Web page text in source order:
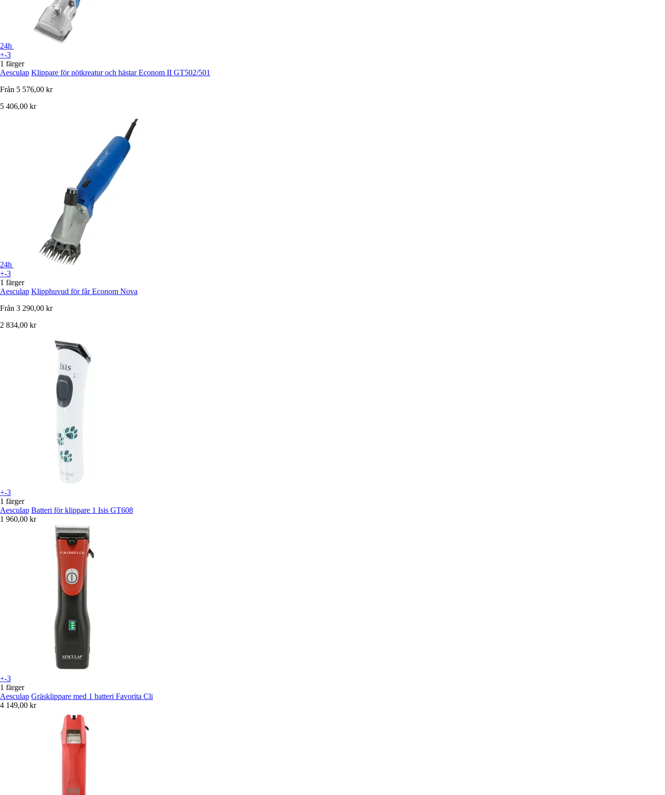
24h
+-3
1 färger
Aesculap Klippare för nötkreatur och hästar Econom II GT502/501
Från 5 576,00 kr
5 406,00 kr
24h
+-3
1 färger
Aesculap Klipphuvud för får Econom Nova
Från 3 290,00 kr
2 834,00 kr
+-3
1 färger
Aesculap Batteri för klippare 1 Isis GT608
1 960,00 kr
+-3
1 färger
Aesculap Gräsklippare med 1 batteri Favorita Cli
4 149,00 kr